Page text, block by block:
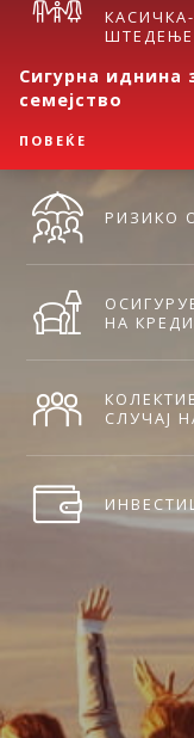
ШТЕДЕЊЕ
Сигурна иднина
семејство
ПОВЕЌЕ
РИЗИКО
НА
СЛУЧАЈ